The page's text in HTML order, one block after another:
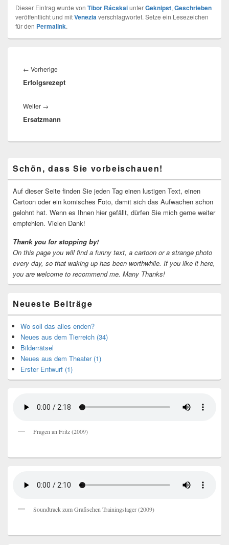
Dieser Eintrag wurde von Tibor RácskaiunterGeknipst, Geschrieben
veröffentlicht und mitVeneziaverschlagwortet. Setze ein Lesezeichen
für den Permalink.
← Vorherige
Beitrag:
Erfolgsrezept
Weiter →
Beitrag:
Ersatzmann
Seitenleisten-
Widgetbereich
Schön, dass Sie vorbeischauen!
Auf dieser Seite finden Sie jeden Tag einen lustigen Text, einen
Cartoon oder ein komisches Foto, damit sich das Aufwachen schon
gelohnt hat. Wenn es Ihnen hier gefällt, dürfen Sie mich gerne weiter
empfehlen. Vielen Dank!
Thank you for stopping by!
On this page you will find a funny text, a cartoon or a strange photo
every day, so that waking up has been worthwhile. If you like it here,
you are welcome to recommend me. Many Thanks!
Neueste Beiträge
Wo soll das alles enden?
Neues aus dem Tierreich (34)
Bilderrätsel
Neues aus dem Theater (1)
Erster Entwurf (1)
Fragen an Fritz (2009)
Soundtrack zum Grafischen Trainingslager (2009)